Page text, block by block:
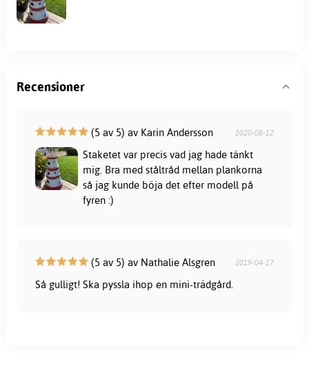
Recensioner
(5 av 5) av Karin Andersson 2020-08-12
Staketet var precis vad jag hade tänkt
mig. Bra med ståltråd mellan plankorna
så jag kunde böja det efter modell på
fyren :)
(5 av 5) av Nathalie Alsgren 2019-04-17
Så gulligt! Ska pyssla ihop en mini-trädgård.